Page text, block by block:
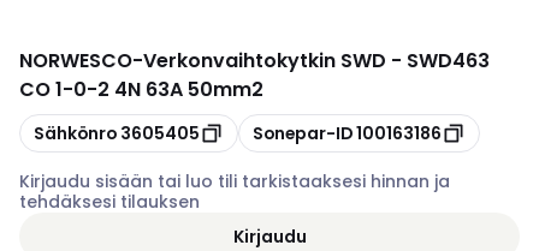
NORWESCO-Verkonvaihtokytkin SWD - SWD463
CO 1-0-2 4N 63A 50mm2
Kopioi
Sähkönro 3605405 Kopioi
Sonepar-ID100163186
Kirjaudu sisään tai luo tili tarkistaaksesi hinnan ja
tehdäksesi tilauksen
Kirjaudu